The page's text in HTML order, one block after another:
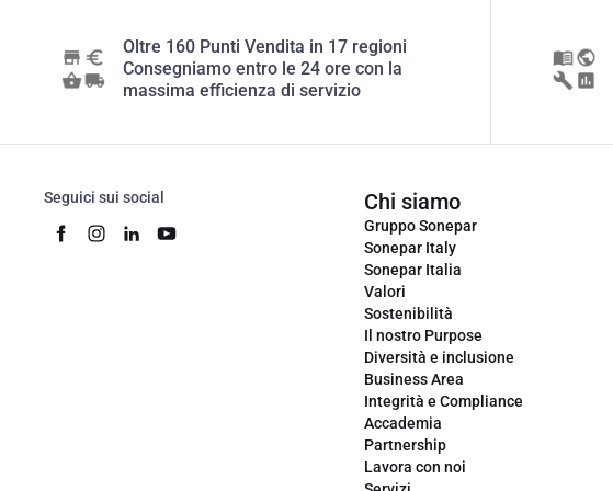
Oltre 160 Punti Vendita in 17 regioni
Consegniamo entro le 24 ore con la
massima efficienza di servizio
Seguici sui social Chi siamo
Gruppo Sonepar
Sonepar Italy
Sonepar Italia
Valori
Sostenibilità
Il nostro Purpose
Diversità e inclusione
Business Area
Integrità e Compliance
Accademia
Partnership
Lavora con noi